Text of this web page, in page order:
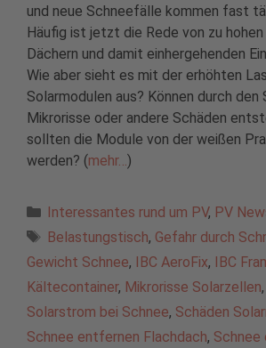
und neue Schneefälle kommen fast
Häufig ist jetzt die Rede von zu
Dächern und damit einhergehenden
Wie aber sieht es mit der erhöhten
Solarmodulen aus? Können durch den
Mikrorisse oder andere Schäden
sollten die Module von der weißen
werden? (mehr…)
Kategorien
Interessantes rund um PV, PV
Schlagwörter
Belastungstisch, Gefahr durch
Gewicht Schnee, IBC AeroFix, IBC
Kältecontainer, Mikrorisse Solarzellen,
Solarstrom bei Schnee, Schäden
Schnee entfernen Flachdach, Schnee